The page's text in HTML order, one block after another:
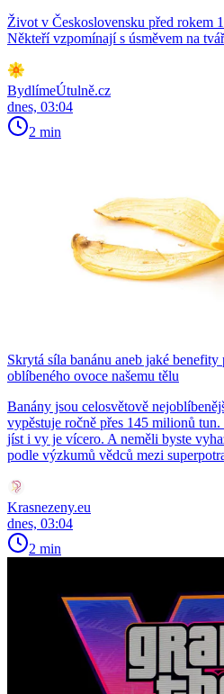
Život v Československu před rokem
Někteří vzpomínají s úsměvem na
BydlímeÚtulně.cz
dnes, 03:04
2 min
Skrytá síla banánu aneb jaké
oblíbeného ovoce našemu tělu
Banány jsou celosvětově
vypěstuje ročně přes 145 milionů
jíst i vy je vícero. A neměli byste
podle výzkumů vědců mezi
Krasnezeny.eu
dnes, 03:04
2 min